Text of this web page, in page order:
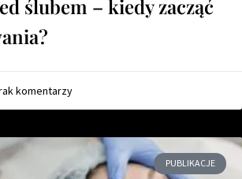
ślubem – kiedy zacząć
komentarzy
PUBLIKACJE